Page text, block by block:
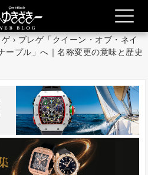
› ブレゲ「クイーン・オブ・ネイ
ープル」へ｜名称変更の意味と歴史